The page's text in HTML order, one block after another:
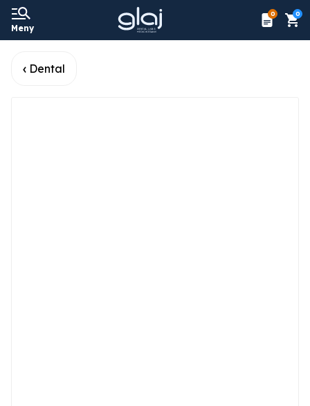
Meny
0 0
Dental